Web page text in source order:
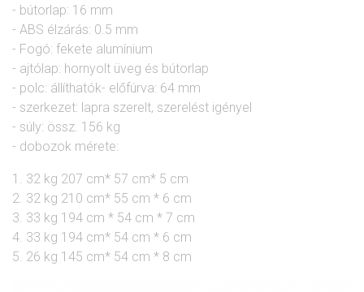
- bútorlap: 16 mm
- ABS élzárás: 0.5 mm
- Fogó: fekete alumínium
- ajtólap: hornyolt üveg és bútorlap
- polc: állíthatók- előfúrva: 64 mm
- szerkezet: lapra szerelt, szerelést igényel
- súly: össz. 156 kg
- dobozok mérete:
1. 32 kg 207 cm* 57 cm* 5 cm
2. 32 kg 210 cm* 55 cm * 6 cm
3. 33 kg 194 cm * 54 cm * 7 cm
4. 33 kg 194 cm* 54 cm * 6 cm
5. 26 kg 145 cm* 54 cm * 8 cm